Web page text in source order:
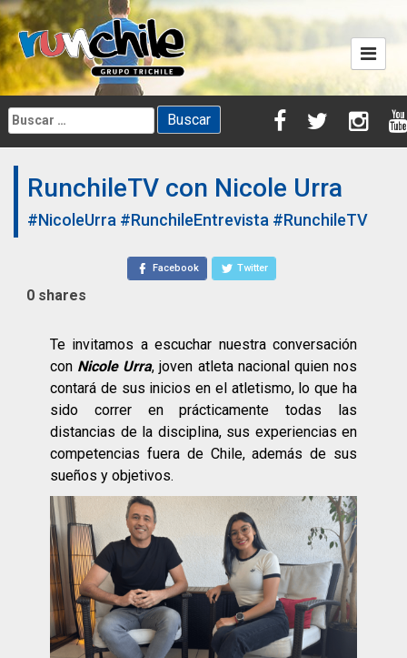
Skip
to
content
Buscar:
RunchileTV con Nicole Urra
#NicoleUrra #RunchileEntrevista #RunchileTV
Facebook Twitter
0 shares
Te invitamos a escuchar nuestra conversación
con Nicole Urra, joven atleta nacional quien nos
contará de sus inicios en el atletismo, lo que ha
sido correr en prácticamente todas las
distancias de la disciplina, sus experiencias en
competencias fuera de Chile, además de sus
sueños y objetivos.